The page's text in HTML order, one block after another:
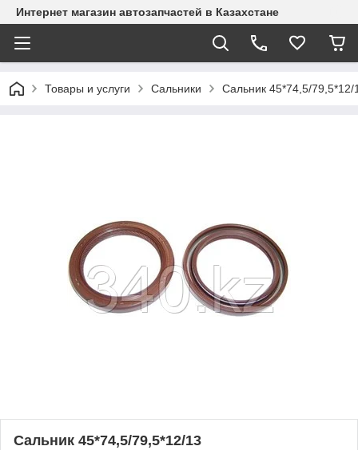
Интернет магазин автозапчастей в Казахстане
Товары и услуги Сальники Сальник 45*74,5/79,5*12/
Сальник 45*74,5/79,5*12/13